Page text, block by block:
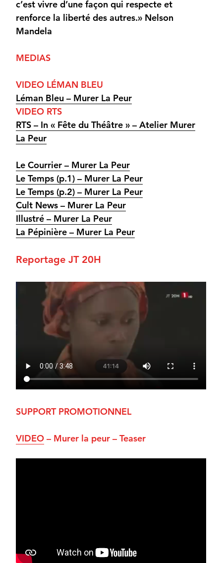
c’est vivre d’une façon qui respecte et
renforce la liberté des autres.» Nelson
Mandela
MEDIAS
VIDEO LÉMAN BLEU
Léman Bleu – Murer La Peur
VIDEO RTS
RTS – In « Fête du Théâtre » – Atelier Murer
La Peur
Le Courrier – Murer La Peur
Le Temps (p.1) – Murer La Peur
Le Temps (p.2) – Murer La Peur
Cult News – Murer La Peur
Illustré – Murer La Peur
La Pépinière – Murer La Peur
Reportage JT 20H
SUPPORT PROMOTIONNEL
VIDEO – Murer la peur – Teaser